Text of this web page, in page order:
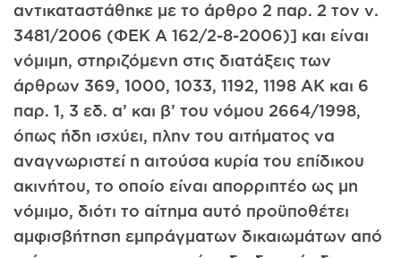
αντικαταστάθηκε με το άρθρο 2 παρ. 2 τον ν.
3481/2006 (ΦΕΚ A 162/2-8-2006)] και είναι
νόμιμη, στηριζόμενη στις διατάξεις των
άρθρων 369, 1000, 1033, 1192, 1198 ΑΚ και 6
παρ. 1, 3 εδ. α’ και β’ του νόμου 2664/1998,
όπως ήδη ισχύει, πλην του αιτήματος να
αναγνωριστεί η αιτούσα κυρία του επίδικου
ακινήτου, το οποίο είναι απορριπτέο ως μη
νόμιμο, διότι το αίτημα αυτό προϋποθέτει
αμφισβήτηση εμπράγματων δικαιωμάτων από